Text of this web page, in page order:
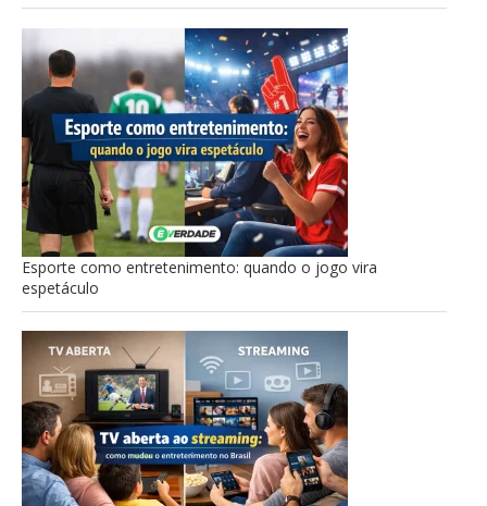
Esporte como entretenimento: quando o jogo vira
espetáculo